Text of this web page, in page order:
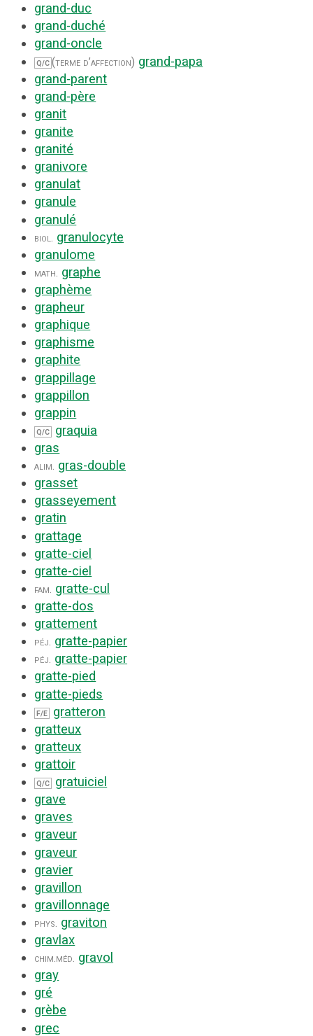
grand-duc
grand-duché
grand-oncle
Q/C (terme d’affection) grand-papa
grand-parent
grand-père
granit
granite
granité
granivore
granulat
granule
granulé
biol.
granulocyte
granulome
math. graphe
graphème
grapheur
graphique
graphisme
graphite
grappillage
grappillon
grappin
Q/C
graquia
gras
alim. gras-double
grasset
grasseyement
gratin
grattage
gratte-ciel
gratte-ciel
fam. gratte-cul
gratte-dos
grattement
péj. gratte-papier
péj. gratte-papier
gratte-pied
gratte-pieds
F/E
gratteron
gratteux
gratteux
grattoir
Q/C
gratuiciel
grave
graves
graveur
graveur
gravier
gravillon
gravillonnage
phys. graviton
gravlax
chim.méd. gravol
gray
gré
grèbe
grec